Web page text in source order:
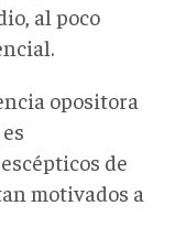
al poco
opositora
de
motivados a